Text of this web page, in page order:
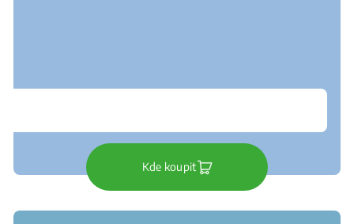
Kde koupit